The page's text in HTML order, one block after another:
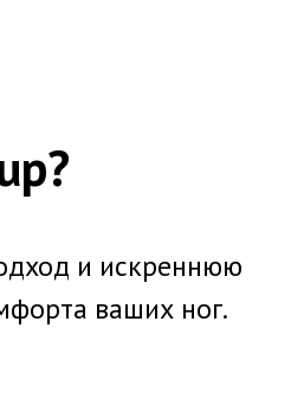
и искреннюю
ваших ног.